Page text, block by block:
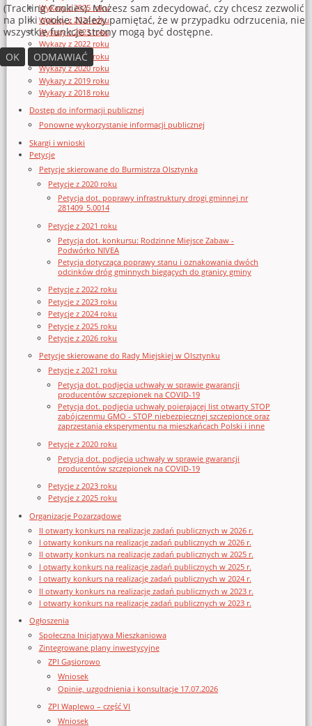
Wykazy z 2025 roku
Wykazy z 2024 roku
Wykazy z 2023 roku
Wykazy z 2022 roku
Wykazy z 2021 roku
Wykazy z 2020 roku
Wykazy z 2019 roku
Wykazy z 2018 roku
Dostęp do informacji publicznej
Ponowne wykorzystanie informacji publicznej
Skargi i wnioski
Petycje
Petycje skierowane do Burmistrza Olsztynka
Petycje z 2020 roku
Petycja dot. poprawy infrastruktury drogi gminnej nr
281409_5.0014
Petycje z 2021 roku
Petycja dot. konkursu: Rodzinne Miejsce Zabaw -
Podwórko NIVEA
Petycja dotycząca poprawy stanu i oznakowania dwóch
odcinków dróg gminnych biegących do granicy gminy
Petycje z 2022 roku
Petycje z 2023 roku
Petycje z 2024 roku
Petycje z 2025 roku
Petycje z 2026 roku
Petycje skierowane do Rady Miejskiej w Olsztynku
Petycje z 2021 roku
Petycja dot. podjęcia uchwały w sprawie gwarancji
producentów szczepionek na COVID-19
Petycja dot. podjęcia uchwały poierającej list otwarty STOP
zabójczenmu GMO - STOP niebezpiecznej szczepionce oraz
zaprzestania eksperymentu na mieszkańcach Polski i inne
Petycje z 2020 roku
Petycja dot. podjęcia uchwały w sprawie gwarancji
producentów szczepionek na COVID-19
Petycje z 2023 roku
Petycje z 2025 roku
Organizacje Pozarządowe
II otwarty konkurs na realizację zadań publicznych w 2026 r.
I otwarty konkurs na realizację zadań publicznych w 2026 r.
II otwarty konkurs na realizację zadań publicznych w 2025 r.
I otwarty konkurs na realizację zadań publicznych w 2025 r.
I otwarty konkurs na realizację zadań publicznych w 2024 r.
II otwarty konkurs na realizację zadań publicznych w 2023 r.
I otwarty konkurs na realizację zadań publicznych w 2023 r.
Ogłoszenia
Społeczna Inicjatywa Mieszkaniowa
Zintegrowane plany inwestycyjne
ZPI Gąsiorowo
Wniosek
Opinie, uzgodnienia i konsultacje 17.07.2026
ZPI Waplewo – część VI
Wniosek
(Tracking Cookies). Możesz sam zdecydować, czy chcesz zezwolić
na pliki cookie. Należy pamiętać, że w przypadku odrzucenia, nie
wszystkie funkcje strony mogą być dostępne.
OK
ODMAWIAĆ